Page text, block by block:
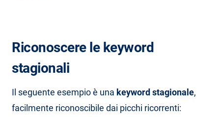
Riconoscere le keyword
stagionali
Il seguente esempio è una keyword stagionale,
facilmente riconoscibile dai picchi ricorrenti: